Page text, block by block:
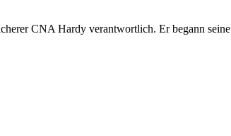
CNA Hardy verantwortlich. Er begann